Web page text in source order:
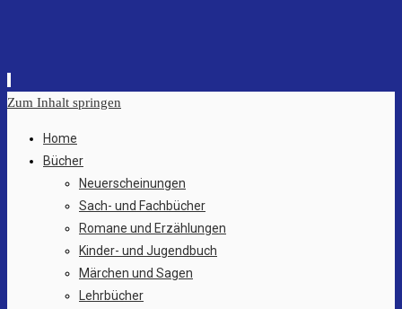
Zum Inhalt springen
Home
Bücher
Neuerscheinungen
Sach- und Fachbücher
Romane und Erzählungen
Kinder- und Jugendbuch
Märchen und Sagen
Lehrbücher